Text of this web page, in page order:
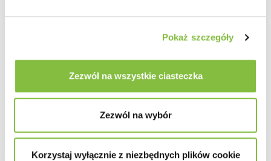
Pokaż szczegóły
Zezwól na wszystkie ciasteczka
Zezwól na wybór
Korzystaj wyłącznie z niezbędnych plików cookie